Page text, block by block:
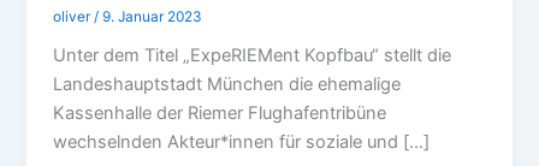
oliver /9. Januar 2023
Unter dem Titel „ExpeRIEMent Kopfbau“ stellt die
Landeshauptstadt München die ehemalige
Kassenhalle der Riemer Flughafentribüne
wechselnden Akteur*innen für soziale und […]